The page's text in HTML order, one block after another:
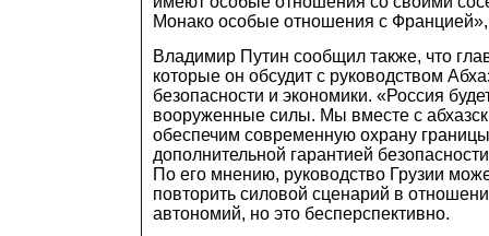
Монако особые отношения с Францией»,
Владимир Путин сообщил также, что
которые он обсудит с руководством
безопасности и экономики. «Россия
вооруженные силы. Мы вместе с
обеспечим современную охрану
дополнительной гарантией
По его мнению, руководство Грузии
повторить силовой сценарий в
автономий, но это бесперспективно.